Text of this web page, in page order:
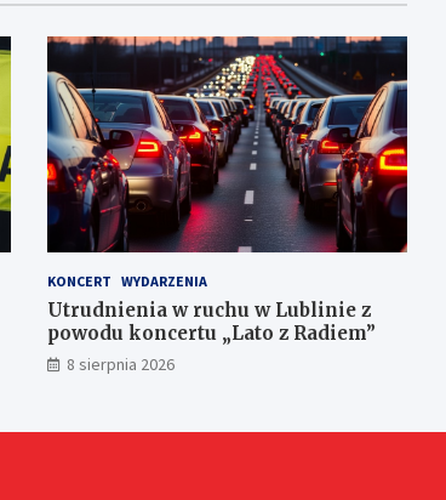
KONCERT WYDARZENIA
Utrudnienia w ruchu w Lublinie z
powodu koncertu „Lato z Radiem”
8 sierpnia 2026